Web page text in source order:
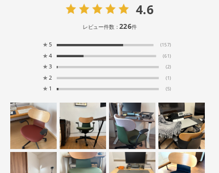
4.6
レビュー件数：226件
★ 5 (157)
★ 4 (61)
★ 3 (2)
★ 2 (1)
★ 1 (5)